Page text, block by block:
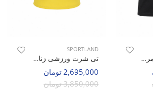
تی شرت ورزشی مردانه اسپورتلند SHIFT Flow M
SPORTLAND
تی شرت ورزشی زنانه اسپورتلند SHIFT Max W
2,695,000 تومان
3,850,000 تومان